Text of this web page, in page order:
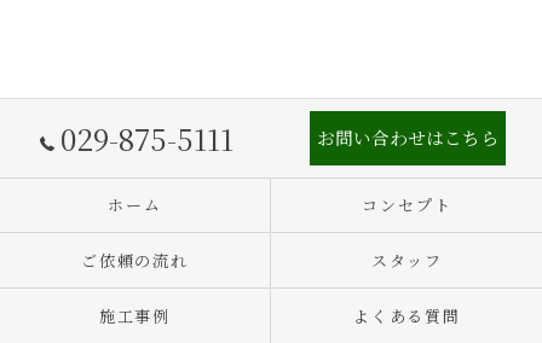
029-875-5111 お問い合わせはこちら
ホーム コンセプト
ご依頼の流れ スタッフ
施工事例 よくある質問